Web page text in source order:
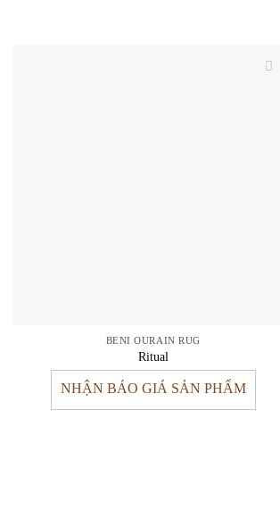
BENI OURAIN RUG
Ritual
NHẬN BÁO GIÁ SẢN PHẨM